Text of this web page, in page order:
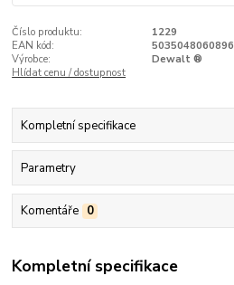
Číslo produktu:
1229
EAN kód:
5035048060896
Výrobce:
Dewalt ®
Hlídat cenu / dostupnost
Kompletní specifikace
Parametry
Komentáře 0
Kompletní specifikace